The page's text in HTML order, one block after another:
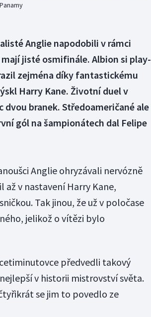
Anglie napodobili v rámci
jisté osmifinále. Albion si play-
zejména díky fantastickému
Harry Kane. Životní duel v
branek. Středoameričané ale
gól na šampionátech dal Felipe
Anglie ohryzávali nervózně
až v nastavení Harry Kane,
Tak jinou, že už v poločase
jelikož o vítězi bylo
předvedli takový
v historii mistrovství světa.
se jim to povedlo ze